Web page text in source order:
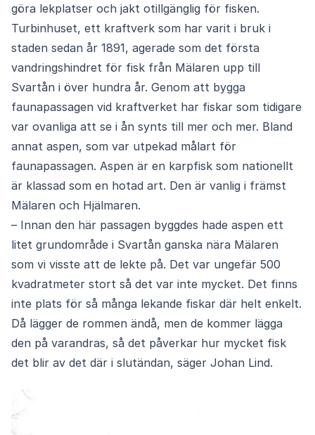
göra lekplatser och jakt otillgänglig för fisken.
Turbinhuset, ett kraftverk som har varit i bruk i
staden sedan år 1891, agerade som det första
vandringshindret för fisk från Mälaren upp till
Svartån i över hundra år. Genom att bygga
faunapassagen vid kraftverket har fiskar som tidigare
var ovanliga att se i ån synts till mer och mer. Bland
annat aspen, som var utpekad målart för
faunapassagen. Aspen är en karpfisk som nationellt
är klassad som en hotad art. Den är vanlig i främst
Mälaren och Hjälmaren.
– Innan den här passagen byggdes hade aspen ett
litet grundområde i Svartån ganska nära Mälaren
som vi visste att de lekte på. Det var ungefär 500
kvadratmeter stort så det var inte mycket. Det finns
inte plats för så många lekande fiskar där helt enkelt.
Då lägger de rommen ändå, men de kommer lägga
den på varandras, så det påverkar hur mycket fisk
det blir av det där i slutändan, säger Johan Lind.